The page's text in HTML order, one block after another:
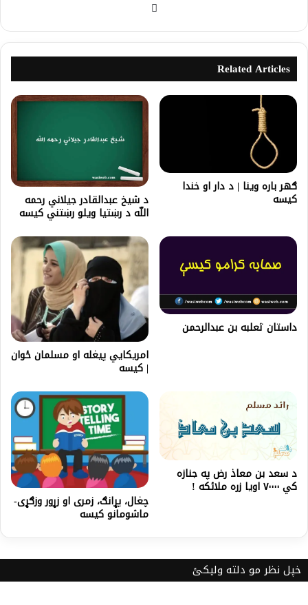
Related Articles
ګهر باره وینا | د دار او خندا
کیسه د شیخ عبدالقادر جیلاني رحمه
اللّه د رښتیا ویلو رښتني کیسه
داستان ثعلبه بن عبدالرحمن
امریکايي پیغله او مسلمان ځوان
| کیسه
د سعد بن معاذ رض په جنازه
کي ۷۰۰۰۰ اویا زره ملائکه !
چغال، پړانګ، زمری او زړور وزګړی-
ماشومانو کیسه
خپل نظر مو دلته ولیکئ